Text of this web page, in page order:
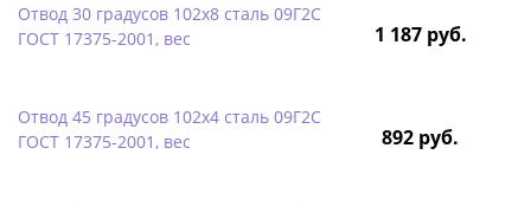
Отвод 30 градусов 102х8 сталь 09Г2С
ГОСТ 17375-2001, вес
1 187 руб.
Отвод 45 градусов 102х4 сталь 09Г2С
ГОСТ 17375-2001, вес
892 руб.